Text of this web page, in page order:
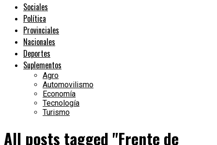
Sociales
Política
Provinciales
Nacionales
Deportes
Suplementos
Agro
Automovilismo
Economía
Tecnología
Turismo
All posts tagged "Frente de